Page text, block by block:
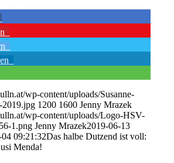
wp-content/uploads/Susanne-
1200 1600 Jenny Mrazek
wp-content/uploads/Logo-HSV-
1.png Jenny Mrazek2019-06-13
09:21:32Das halbe Dutzend ist voll:
Menda!